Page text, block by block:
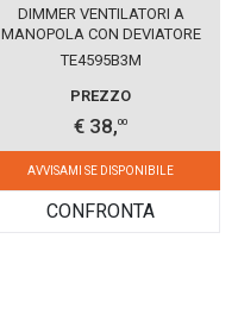
DIMMER VENTILATORI A
MANOPOLA CON DEVIATORE
230V TRIAC TECNEL BIANCO
TE4595B3M
PREZZO
€ 38,00
AVVISAMI SE DISPONIBILE
CONFRONTA